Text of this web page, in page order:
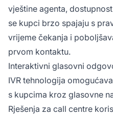
vještine agenta,
se kupci brzo spajaju s
vrijeme čekanja i
prvom kontaktu.
Interaktivni glasovni
IVR tehnologija
s kupcima kroz glasovne
Rješenja za call centre